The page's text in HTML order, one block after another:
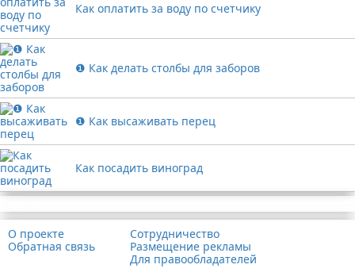
Как оплатить за воду по счетчику
❶ Как делать столбы для заборов
❶ Как высаживать перец
Как посадить виноград
О проекте
Обратная связь
Сотрудничество
Размещение рекламы
Для правообладателей